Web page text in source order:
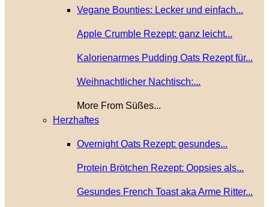
Vegane Bounties: Lecker und einfach...
Apple Crumble Rezept: ganz leicht...
Kalorienarmes Pudding Oats Rezept für...
Weihnachtlicher Nachtisch:...
More From Süßes...
Herzhaftes
Overnight Oats Rezept: gesundes...
Protein Brötchen Rezept: Oopsies als...
Gesundes French Toast aka Arme Ritter...